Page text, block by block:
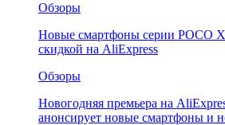
Обзоры
Новые смартфоны серии POCO
скидкой на AliExpress
Обзоры
Новогодняя премьера на
анонсирует новые смартфоны и